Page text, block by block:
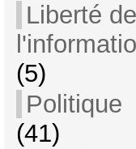
Liberté de
(5)
Politique
(41)